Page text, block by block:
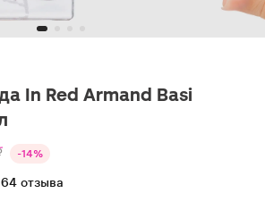
In Red Armand Basi
-14%
отзыва